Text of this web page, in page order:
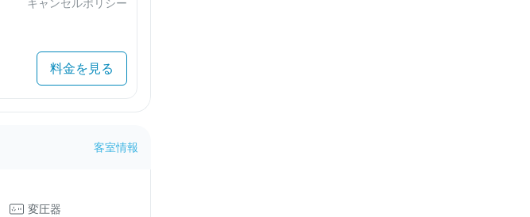
キャンセルポリシー
料金を見る
客室情報
変圧器